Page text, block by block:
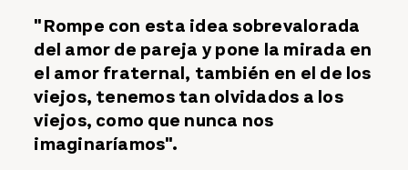
"Rompe con esta idea sobrevalorada
del amor de pareja y pone la mirada en
el amor fraternal, también en el de los
viejos, tenemos tan olvidados a los
viejos, como que nunca nos
imaginaríamos".